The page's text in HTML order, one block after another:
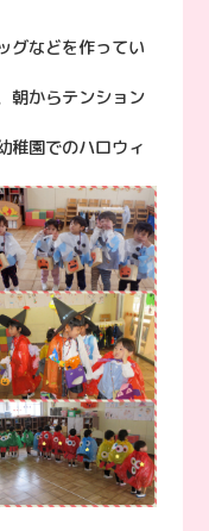
グなどを作ってい
朝からテンション
稚園でのハロウィ